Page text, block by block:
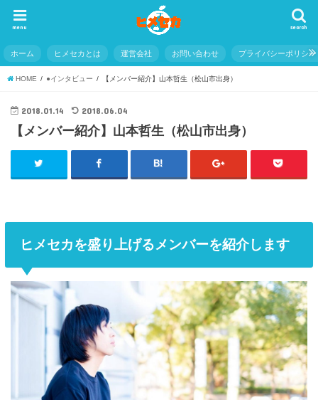
search
menu
ホーム ヒメセカとは 運営会社 お問い合わせ プライバシーポリシー
HOME ●インタビュー 【メンバー紹介】山本哲生（松山市出身）
2018.01.14 2018.06.04
【メンバー紹介】山本哲生（松山市出身）
ヒメセカを盛り上げるメンバーを紹介します